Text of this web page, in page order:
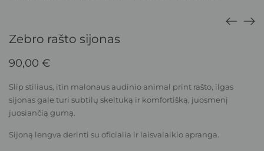
Zebro rašto sijonas
90,00 €
Slip stiliaus, itin malonaus audinio animal print rašto, ilgas
sijonas gale turi subtilų skeltuką ir komfortišką, juosmenį
juosiančią gumą.
Sijoną lengva derinti su oficialia ir laisvalaikio apranga.